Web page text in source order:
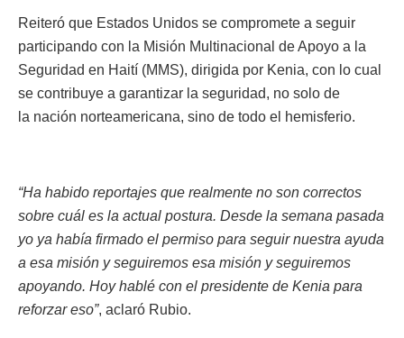
Reiteró que Estados Unidos se compromete a seguir
participando con la Misión Multinacional de Apoyo a la
Seguridad en Haití (MMS), dirigida por Kenia, con lo cual
se contribuye a garantizar la seguridad, no solo de
la nación norteamericana, sino de todo el hemisferio.
“Ha habido reportajes que realmente no son correctos
sobre cuál es la actual postura. Desde la semana pasada
yo ya había firmado el permiso para seguir nuestra ayuda
a esa misión y seguiremos esa misión y seguiremos
apoyando. Hoy hablé con el presidente de Kenia para
reforzar eso”, aclaró Rubio.